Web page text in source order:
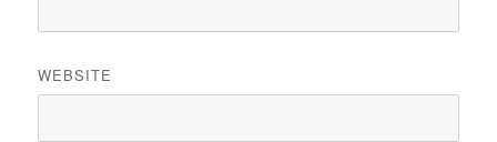
WEBSITE